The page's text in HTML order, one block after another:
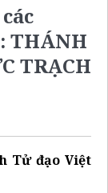
THÁNH
TRẠCH
Tử đạo Việt